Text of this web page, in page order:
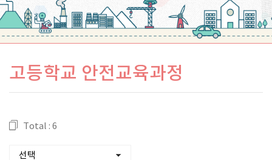
고등학교 안전교육과정
Total : 6